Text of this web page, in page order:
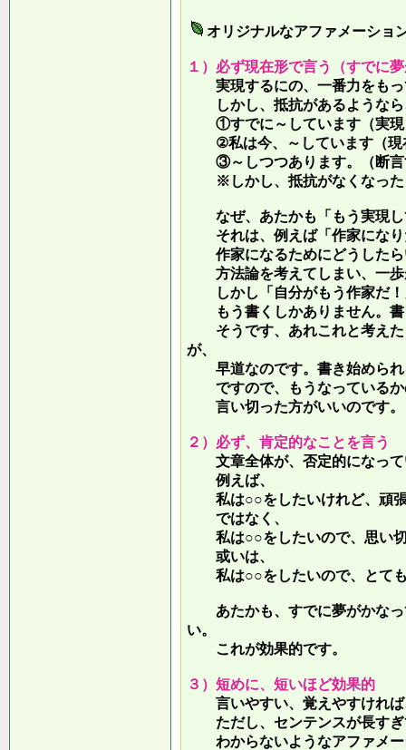
オリジナルなアファメーショ
１）必ず現在形で言う（すでに
実現するにの、一番力をもっ
しかし、抵抗があるような
①すでに～しています（実現
②私は今、～しています（現
③～しつつあります。（断言
※しかし、抵抗がなくなった
なぜ、あたかも「もう実現し
それは、例えば「作家になり
作家になるためにどうしたら
方法論を考えてしまい、一歩
しかし「自分がもう作家だ！
もう書くしかありません。書
そうです、あれこれと考えた
が、
早道なのです。書き始められ
ですので、もうなっているか
言い切った方がいいのです。
２）必ず、肯定的なことを言う
文章全体が、否定的になっ
例えば、
私は○○をしたいけれど、頑張
ではなく、
私は○○をしたいので、思い切
或いは、
私は○○をしたいので、とても
あたかも、すでに夢がかなっ
い。
これが効果的です。
３）短めに、短いほど効果的
言いやすい、覚えやすければ
ただし、センテンスが長すぎ
わからないようなアファメー